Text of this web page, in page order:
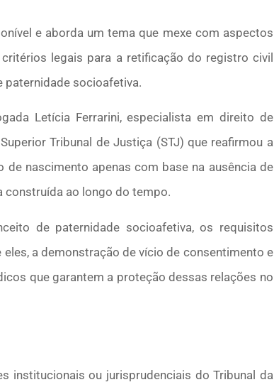
e aborda um tema que mexe com aspectos
legais para a retificação do registro civil
paternidade socioafetiva.
Letícia Ferrarini, especialista em direito de
Tribunal de Justiça (STJ) que reafirmou a
nascimento apenas com base na ausência de
construída ao longo do tempo.
de paternidade socioafetiva, os requisitos
a demonstração de vício de consentimento e
que garantem a proteção dessas relações no
institucionais ou jurisprudenciais do Tribunal da